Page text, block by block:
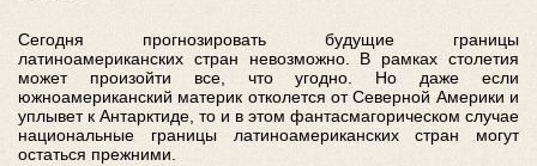
Сегодня прогнозировать будущие границы
латиноамериканских стран невозможно. В рамках столетия
может произойти все, что угодно. Но даже если
южноамериканский материк отколется от Северной Америки и
уплывет к Антарктиде, то и в этом фантасмагорическом случае
национальные границы латиноамериканских стран могут
остаться прежними.